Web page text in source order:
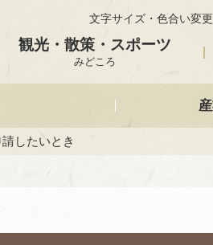
文字サイズ・色合い変更
観光・散策・スポーツ
みどころ
したいとき